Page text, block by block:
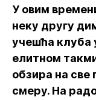
У овим
неку другу
учешћа клуба
елитном
обзира на
смеру. На